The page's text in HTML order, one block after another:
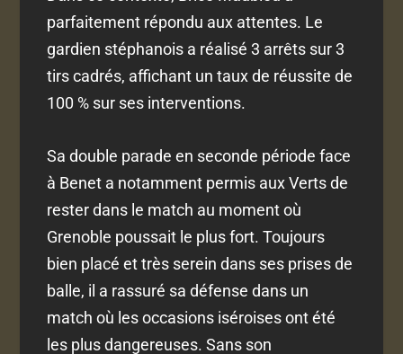
parfaitement répondu aux attentes. Le
gardien stéphanois a réalisé 3 arrêts sur 3
tirs cadrés, affichant un taux de réussite de
100 % sur ses interventions.
Sa double parade en seconde période face
à Benet a notamment permis aux Verts de
rester dans le match au moment où
Grenoble poussait le plus fort. Toujours
bien placé et très serein dans ses prises de
balle, il a rassuré sa défense dans un
match où les occasions iséroises ont été
les plus dangereuses. Sans son